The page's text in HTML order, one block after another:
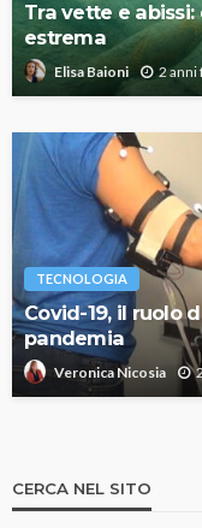
Tra vette e
estrema
Elisa Baioni 2 anni
TECNOLOGIA
Covid-19, il ruolo
pandemia
Veronica Nicosia
CERCA NEL SITO